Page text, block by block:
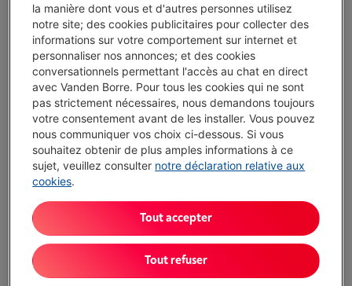
Écochèques
Processeur: Samsung Exynos-1680
Capacité de stockage: 256 Go
Écran: 6.7 pouces, 1080 x 2340 pixels (FHD+),
SUPER AMOLED
Livré demain - Voir le stock
€ 509,00
J'achète
Testé pour vous
(267)
la manière dont vous et d'autres personnes utilisez
notre site; des cookies publicitaires pour collecter des
informations sur votre comportement sur internet et
personnaliser nos annonces; et des cookies
conversationnels permettant l'accès au chat en direct
avec Vanden Borre. Pour tous les cookies qui ne sont
pas strictement nécessaires, nous demandons toujours
votre consentement avant de les installer. Vous pouvez
nous communiquer vos choix ci-dessous. Si vous
souhaitez obtenir de plus amples informations à ce
sujet, veuillez consulter notre déclaration relative aux
cookies.
Tout refuser
Tout accepter